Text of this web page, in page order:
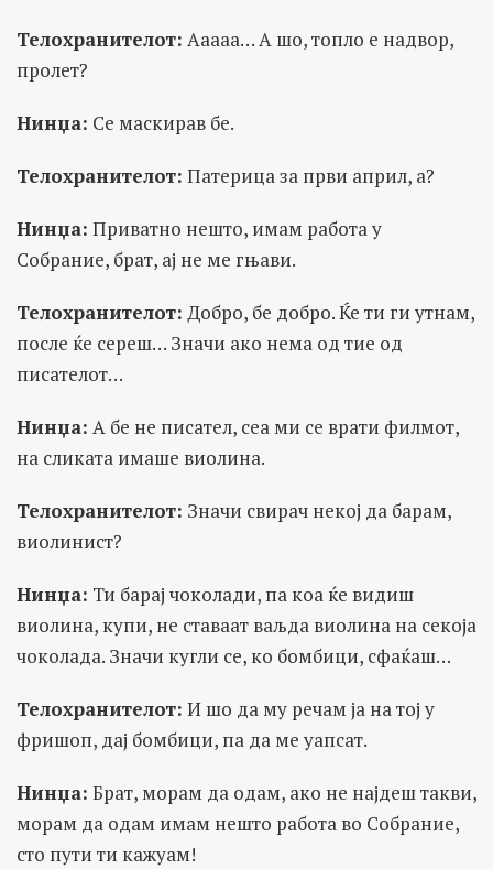
Телохранителот: Ааааа… А шо, топло е надвор,
пролет?
Нинџа: Се маскирав бе.
Телохранителот: Патерица за први април, а?
Нинџа: Приватно нешто, имам работа у
Собрание, брат, ај не ме гњави.
Телохранителот: Добро, бе добро. Ќе ти ги утнам,
после ќе сереш… Значи ако нема од тие од
писателот…
Нинџа: А бе не писател, сеа ми се врати филмот,
на сликата имаше виолина.
Телохранителот: Значи свирач некој да барам,
виолинист?
Нинџа: Ти барај чоколади, па коа ќе видиш
виолина, купи, не ставаат ваљда виолина на секоја
чоколада. Значи кугли се, ко бомбици, сфаќаш…
Телохранителот: И шо да му речам ја на тој у
фришоп, дај бомбици, па да ме уапсат.
Нинџа: Брат, морам да одам, ако не најдеш такви,
морам да одам имам нешто работа во Собрание,
сто пути ти кажуам!